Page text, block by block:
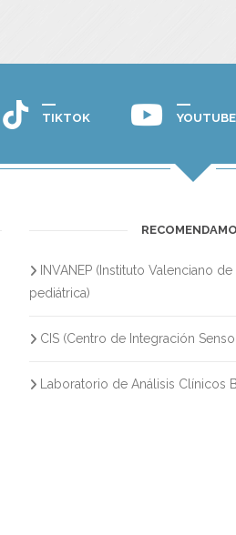
TIKTOK YOUTUBE
INVANEP (Instituto Valenciano
pediátrica)
CIS (Centro de Integración
Laboratorio de Análisis Clínicos